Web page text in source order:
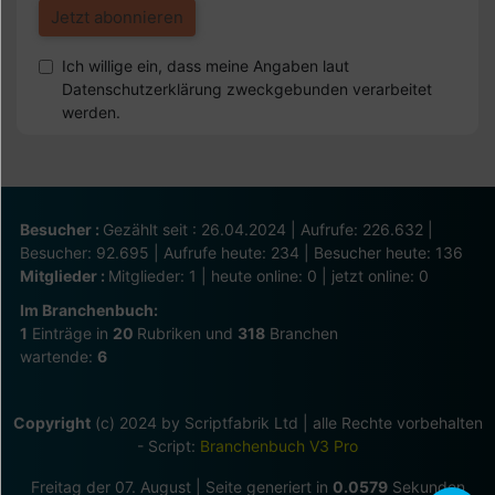
Ich willige ein, dass meine Angaben laut
Datenschutzerklärung zweckgebunden verarbeitet
werden.
Besucher : Gezählt seit : 26.04.2024 | Aufrufe: 226.632 |
Besucher: 92.695 | Aufrufe heute: 234 | Besucher heute: 136
Mitglieder : Mitglieder: 1 | heute online: 0 | jetzt online: 0
Im Branchenbuch:
1 Einträge in 20 Rubriken und 318 Branchen
wartende: 6
Copyright(c) 2024 by Scriptfabrik Ltd | alle Rechte vorbehalten
- Script: Branchenbuch V3 Pro
Freitag der 07. August | Seite generiert in 0.0579Sekunden